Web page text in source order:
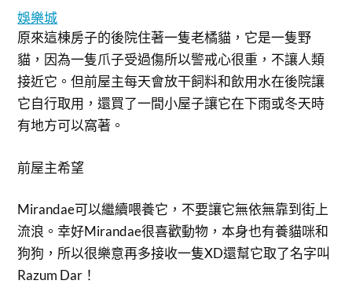
娛樂城
原來這棟房子的後院住著一隻老橘貓，它是一隻野
貓，因為一隻爪子受過傷所以警戒心很重，不讓人類
接近它。但前屋主每天會放干飼料和飲用水在後院讓
它自行取用，還買了一間小屋子讓它在下雨或冬天時
有地方可以窩著。
前屋主希望
Mirandae可以繼續喂養它，不要讓它無依無靠到街上
流浪。幸好Mirandae很喜歡動物，本身也有養貓咪和
狗狗，所以很樂意再多接收一隻XD還幫它取了名字叫
Razum Dar！